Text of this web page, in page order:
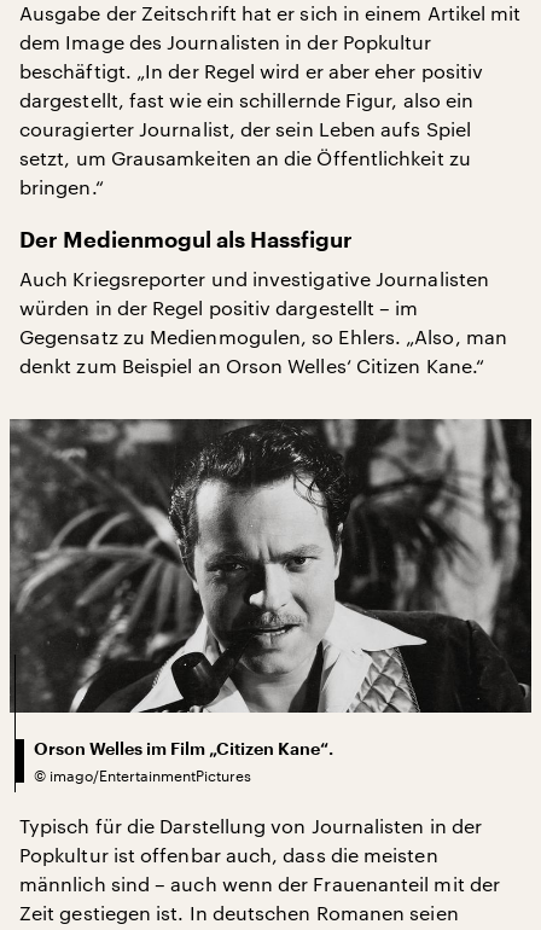
Ausgabe der Zeitschrift hat er sich in einem Artikel mit
dem Image des Journalisten in der Popkultur
beschäftigt. „In der Regel wird er aber eher positiv
dargestellt, fast wie ein schillernde Figur, also ein
couragierter Journalist, der sein Leben aufs Spiel
setzt, um Grausamkeiten an die Öffentlichkeit zu
bringen.“
Der Medienmogul als Hassfigur
Auch Kriegsreporter und investigative Journalisten
würden in der Regel positiv dargestellt – im
Gegensatz zu Medienmogulen, so Ehlers. „Also, man
denkt zum Beispiel an Orson Welles‘ Citizen Kane.“
Orson Welles im Film „Citizen Kane“.
© imago/EntertainmentPictures
Typisch für die Darstellung von Journalisten in der
Popkultur ist offenbar auch, dass die meisten
männlich sind – auch wenn der Frauenanteil mit der
Zeit gestiegen ist. In deutschen Romanen seien